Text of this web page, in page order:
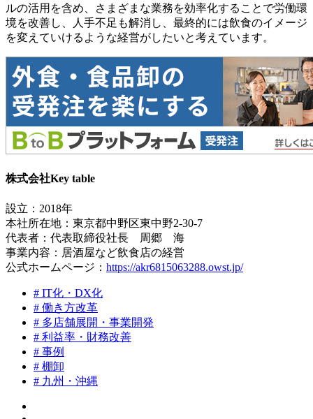
ルの活用を含め、さまざまな業務を効率化することで労働環
境を改善し、人手不足も解消し、最終的には飲食のイメージ
を変えていけるような経営がしたいと考えています。
株式会社Key table
設立：2018年
本社所在地：東京都中野区東中野2-30-7
代表者：代表取締役社長 周郷 海
事業内容：居酒屋など飲食店の経営
公式ホームページ： https://akr6815063288.owst.jp/
# IT化・DX化
# 働き方改革
# 多店舗展開・事業開発
# 利益率・財務改善
# 事例
# 棚卸
# 九州・沖縄